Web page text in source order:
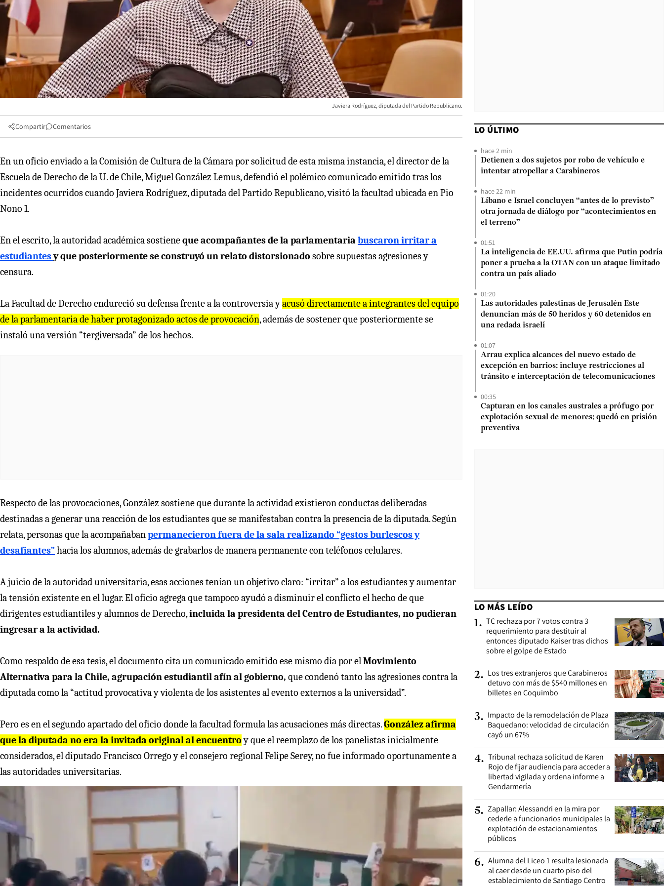
Javiera Rodríguez, diputada del Partido Republicano.
Compartir Comentarios
En un oficio enviado a la Comisión de Cultura de la Cámara por solicitud de esta misma instancia, el director de la
Escuela de Derecho de la U. de Chile, Miguel González Lemus, defendió el polémico comunicado emitido tras los
incidentes ocurridos cuando Javiera Rodríguez, diputada del Partido Republicano, visitó la facultad ubicada en Pio
Nono 1.
En el escrito, la autoridad académica sostieneque acompañantes de la parlamentaria buscaron irritar a
estudiantesy que posteriormente se construyó un relato distorsionado sobre supuestas agresiones y
censura.
La Facultad de Derecho endureció su defensa frente a la controversia yacusó directamente a integrantes del equipo
de la parlamentaria de haber protagonizado actos de provocación, además de sostener que posteriormente se
instaló una versión “tergiversada” de los hechos.
Respecto de las provocaciones, González sostiene que durante la actividad existieron conductas deliberadas
destinadas a generar una reacción de los estudiantes que se manifestaban contra la presencia de la diputada. Según
relata, personas que la acompañabanpermanecieron fuera de la sala realizando “gestos burlescos y
desafiantes” hacia los alumnos, además de grabarlos de manera permanente con teléfonos celulares.
A juicio de la autoridad universitaria, esas acciones tenían un objetivo claro: “irritar” a los estudiantes y aumentar
la tensión existente en el lugar. El oficio agrega que tampoco ayudó a disminuir el conflicto el hecho de que
dirigentes estudiantiles y alumnos de Derecho,incluida la presidenta del Centro de Estudiantes, no pudieran
ingresar a la actividad.
Como respaldo de esa tesis, el documento cita un comunicado emitido ese mismo día por elMovimiento
Alternativa para la Chile, agrupación estudiantil afín al gobierno, que condenó tanto las agresiones contra la
diputada como la “actitud provocativa y violenta de los asistentes al evento externos a la universidad”.
Pero es en el segundo apartado del oficio donde la facultad formula las acusaciones más directas.González afirma
que la diputada no era la invitada original al encuentroy que el reemplazo de los panelistas inicialmente
considerados, el diputado Francisco Orrego y el consejero regional Felipe Serey, no fue informado oportunamente a
las autoridades universitarias.
LO ÚLTIMO
hace 2 min
Detienen a dos sujetos por robo de vehículo e
intentar atropellar a Carabineros
hace 22 min
Líbano e Israel concluyen “antes de lo previsto”
otra jornada de diálogo por “acontecimientos en
el terreno”
01:51
La inteligencia de EE.UU. afirma que Putin podría
poner a prueba a la OTAN con un ataque limitado
contra un país aliado
01:20
Las autoridades palestinas de Jerusalén Este
denuncian más de 50 heridos y 60 detenidos en
una redada israelí
01:07
Arrau explica alcances del nuevo estado de
excepción en barrios: incluye restricciones al
tránsito e interceptación de telecomunicaciones
00:35
Capturan en los canales australes a prófugo por
explotación sexual de menores: quedó en prisión
preventiva
LO MÁS LEÍDO
1. TC rechaza por 7 votos contra 3
requerimiento para destituir al
entonces diputado Kaiser tras dichos
sobre el golpe de Estado
2. Los tres extranjeros que Carabineros
detuvo con más de $540 millones en
billetes en Coquimbo
3. Impacto de la remodelación de Plaza
Baquedano: velocidad de circulación
cayó un 67%
4. Tribunal rechaza solicitud de Karen
Rojo de fijar audiencia para acceder a
libertad vigilada y ordena informe a
Gendarmería
5. Zapallar: Alessandri en la mira por
cederle a funcionarios municipales la
explotación de estacionamientos
públicos
6. Alumna del Liceo 1 resulta lesionada
al caer desde un cuarto piso del
establecimiento de Santiago Centro